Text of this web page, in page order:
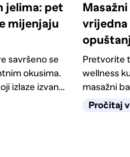
jelima: pet
mijenjaju
savršeno se
okusima.
izlaze izvan
vrijedna
Pretvorite
wellness
masažni
Pročitaj